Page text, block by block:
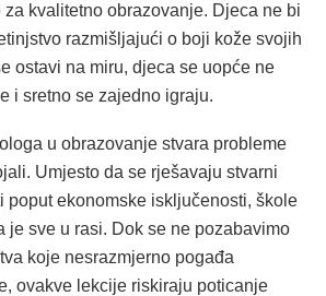
kvalitetno obrazovanje. Djeca ne bi
razmišljajući o boji kože svojih
ostavi na miru, djeca se uopće ne
i sretno se zajedno igraju.
u obrazovanje stvara probleme
Umjesto da se rješavaju stvarni
poput ekonomske isključenosti, škole
je sve u rasi. Dok se ne pozabavimo
koje nesrazmjerno pogađa
ovakve lekcije riskiraju poticanje